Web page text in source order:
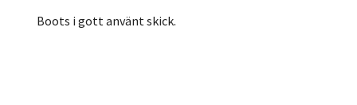
Boots i gott använt skick.